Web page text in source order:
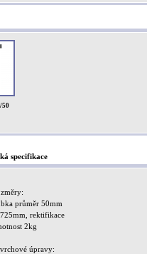
50
specifikace
průměr 50mm
rektifikace
2kg
úpravy: